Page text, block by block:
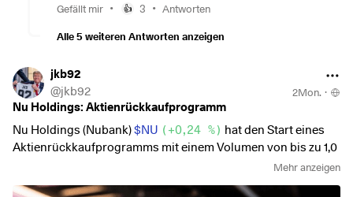
getrieben durch meine hohe Gewichtung in US-Tech-
Werten. Während europäische Indizes wie der DAX eher
moderat zulegten, dominierten die US-Titel das Geschehen.
Mein Depot hat sich mit einem satten Plus von über 8 %
hervorragend geschlagen und den breiten Markt deutlich
hinter sich gelassen.
Performance im Vergleich (01.05.–31.05.2026):
Gefällt mir • 👍 3 • Antworten
Alle 5 weiteren Antworten anzeigen
jkb92
@jkb92 2Mon. ·
Nu Holdings: Aktienrückkaufprogramm
Nu Holdings (Nubank)$NU ( +0,24 %) hat den Start eines
Aktienrückkaufprogramms mit einem Volumen von bis zu 1,0
Mehr anzeigen